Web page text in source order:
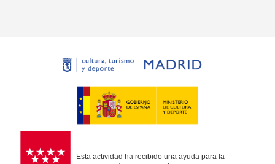
Esta actividad ha recibido una ayuda para la